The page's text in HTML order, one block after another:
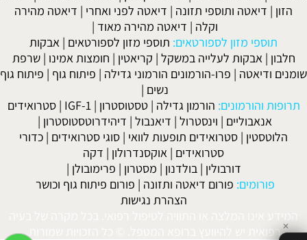
הזון | דיאטה ותוספי תזונה | דיאטה לפני ואחרי | דיאטה מהירה
וקלה | דיאטה מהירה מאוד |
תוספי מזון לספורטאים: תוספי מזון לספורטאים | אבקות
חלבון | אבקות לעלייה במשקל | קריאטין | חומצות אמינו |שרפת
שומנים ודיאטה | פרו-הורמונים הורמוני גדילה | פיתוח גוף | פיתוח גוף
נשים |
תרופות והורמונים: הורמון גדילה |טסטוסטרון |
IGF-1
|סטרואידים
אנאבוליים | וינסטרול | דיאנבול | דיהידרוטסטוסטרון |
הלוטסטין | סטרואידים תופעות לוואי | סוגי סטרואידים | כדורי
סטרואידים | אוקסנדרולון | דקה
דורבולין | בולדנון | מסטרון | פרימובולן |
פורומים: פורום דיאטה ותזונה | פורום פיתוח גוף וכושר
הצהרת נגישות
המידע אינו המלצה או התוויה לטיפול רפואי. בכל מקרה של בעיה
רפואית יש להיוועץ ברופא המטפל. © כל הזכויות שמורות. ✕